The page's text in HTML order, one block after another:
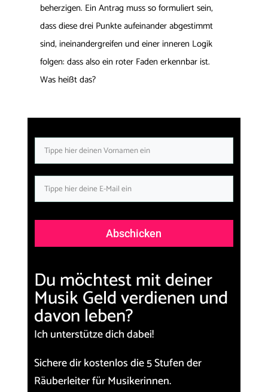
beherzigen. Ein Antrag muss so formuliert sein,
dass diese drei Punkte aufeinander abgestimmt
sind, ineinandergreifen und einer inneren Logik
folgen: dass also ein roter Faden erkennbar ist.
Was heißt das?
Abschicken
Du möchtest mit deiner
Musik Geld verdienen und
davon leben?
Ich unterstütze dich dabei!
Sichere dir kostenlos die5 Stufen der
Räuberleiter für Musikerinnen.